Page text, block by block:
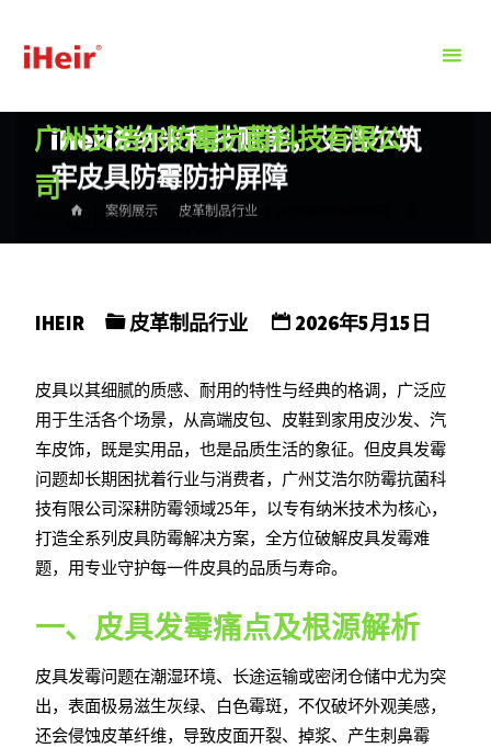
广州艾浩尔防霉抗菌科技有限公
司
IHEIR（CHINA）ANTIFUNGAL TECHNOLOGY CO.，LTD
iheri8纳米科技赋能，艾浩尔筑
牢皮具防霉防护屏障
案例展示 皮革制品行业
IHEIR 皮革制品行业 2026年5月15日
皮具以其细腻的质感、耐用的特性与经典的格调，广泛应
用于生活各个场景，从高端皮包、皮鞋到家用皮沙发、汽
车皮饰，既是实用品，也是品质生活的象征。但皮具发霉
问题却长期困扰着行业与消费者，广州艾浩尔防霉抗菌科
技有限公司深耕防霉领域25年，以专有纳米技术为核心，
打造全系列皮具防霉解决方案，全方位破解皮具发霉难
题，用专业守护每一件皮具的品质与寿命。
一、皮具发霉痛点及根源解析
皮具发霉问题在潮湿环境、长途运输或密闭仓储中尤为突
出，表面极易滋生灰绿、白色霉斑，不仅破坏外观美感，
还会侵蚀皮革纤维，导致皮面开裂、掉浆、产生刺鼻霉